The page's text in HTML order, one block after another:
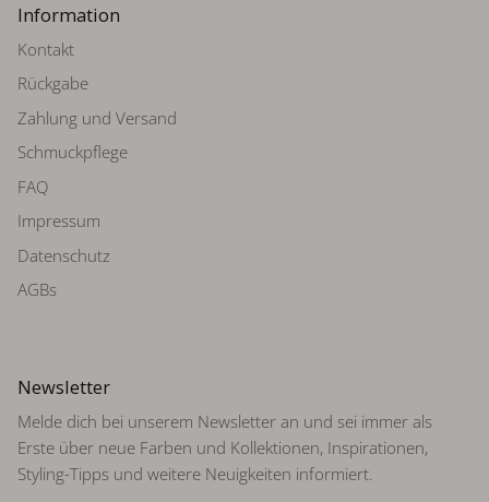
Information
Kontakt
Rückgabe
Zahlung und Versand
Schmuckpflege
FAQ
Impressum
Datenschutz
AGBs
Newsletter
Melde dich bei unserem Newsletter an und sei immer als
Erste über neue Farben und Kollektionen, Inspirationen,
Styling-Tipps und weitere Neuigkeiten informiert.